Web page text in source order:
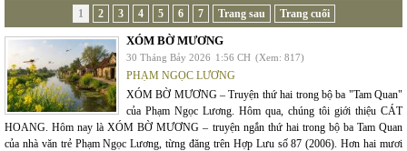
1 2 3 4 5 6 7 Trang sau Trang cuối
XÓM BỜ MƯƠNG
30 Tháng Bảy 2026 1:56 CH (Xem: 817)
PHẠM NGỌC LƯƠNG
XÓM BỜ MƯƠNG – Truyện thứ hai trong bộ ba "Tam Quan"
của Phạm Ngọc Lương. Hôm qua, chúng tôi giới thiệu CÁT
HOANG. Hôm nay là XÓM BỜ MƯƠNG – truyện ngắn thứ hai trong bộ ba Tam Quan
của nhà văn trẻ Phạm Ngọc Lương, từng đăng trên Hợp Lưu số 87 (2006). Hơn hai mươi